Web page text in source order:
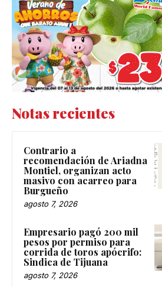
Notas recientes
Contrario a
recomendación de Ariadna
Montiel, organizan acto
masivo con acarreo para
Burgueño
agosto 7, 2026
Empresario pagó 200 mil
pesos por permiso para
corrida de toros apócrifo:
Sindica de Tijuana
agosto 7, 2026